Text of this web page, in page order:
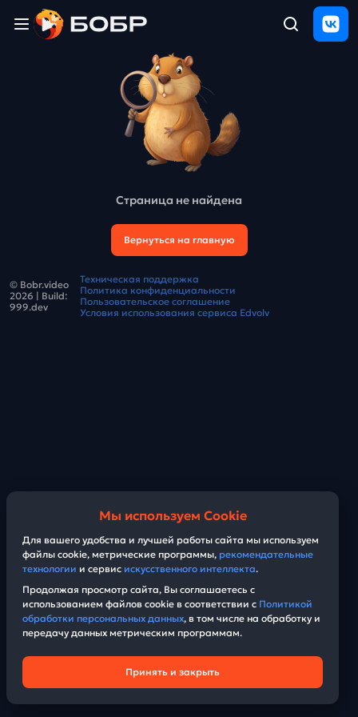
и
отзыв
Страница не найдена
Вернуться на главную
© Bobr.video
2026 | Build:
999.dev
Техническая поддержка
Политика конфиденциальности
Пользовательское соглашение
Условия использования сервиса Edvolv
Мы используем Cookie
Для вашего удобства и лучшей работы сайта мы используем
файлы cookie, метрические программы, рекомендательные
технологии и сервис искусственного интеллекта.
Продолжая просмотр сайта, Вы соглашаетесь с
использованием файлов cookie в соответствии с Политикой
обработки персональных данных, в том числе на обработку и
передачу данных метрическим программам.
Принять и закрыть